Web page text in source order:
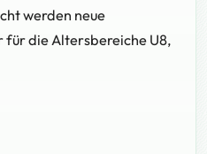
werden neue
für die Altersbereiche U8,